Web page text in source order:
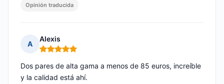
Opinión traducida
A
Alexis
Nota: 5 de 5
Dos pares de alta gama a menos de 85 euros, increíble
y la calidad está ahí.